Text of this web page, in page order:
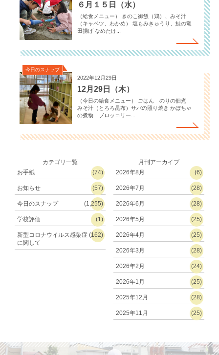
６月１５日（水）
（給食メニュー） きのこ御飯（鶏）、みそ汁
（キャベツ、わかめ） 塩もみきゅうり、鮭の竜
田揚げ なめたけ...
今日のスナップ
2022年12月29日
12月29日（木）
（今日の給食メニュー） ごはん のりの佃煮
みそ汁（とろろ昆布）サバの照り焼き かぼちゃ
の煮物 ブロッコリー...
カテゴリ一覧
お手紙
(74)
お知らせ (57)
今日のスナップ (1,255)
学校評価 (1)
新型コロナウイルス感染症
に関して
(162)
月刊アーカイブ
2026年8月
(6)
2026年7月 (28)
2026年6月 (28)
2026年5月 (25)
2026年4月 (25)
2026年3月 (28)
2026年2月 (24)
2026年1月 (25)
2025年12月 (28)
2025年11月 (25)